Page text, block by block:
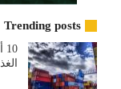
Trending posts
الغذائية